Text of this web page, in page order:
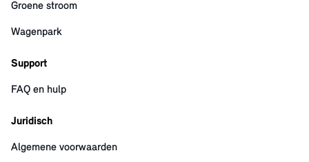
Groene stroom
Wagenpark
Support
FAQ en hulp
Juridisch
Algemene voorwaarden